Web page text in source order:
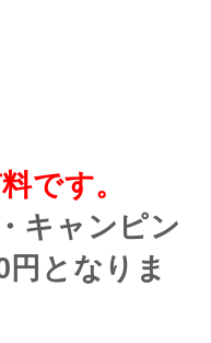
です。
キャンピン
となりま